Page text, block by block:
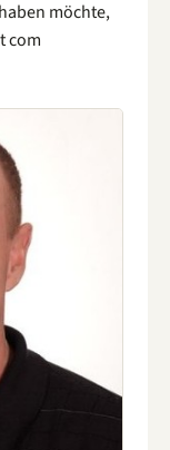
möchte,
com